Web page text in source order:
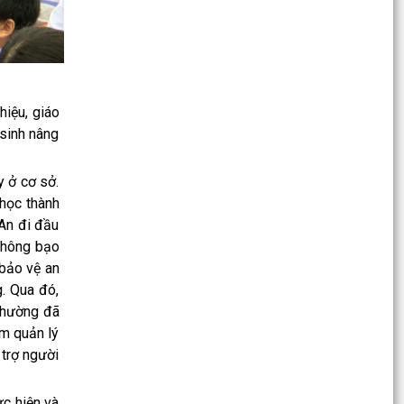
giáo
nâng
ở cơ sở.
thành
đi đầu
bạo
vệ an
Qua đó,
đã
quản lý
người